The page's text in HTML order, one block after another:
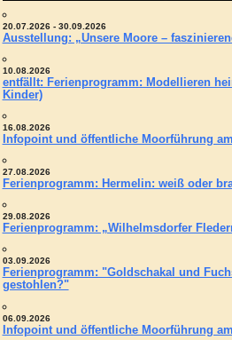
20.07.2026 - 30.09.2026
Ausstellung: „Unsere Moore –
10.08.2026
entfällt: Ferienprogramm: Modellieren
Kinder)
16.08.2026
Infopoint und öffentliche Moorführung
27.08.2026
Ferienprogramm: Hermelin: weiß oder
29.08.2026
Ferienprogramm: „Wilhelmsdorfer
03.09.2026
Ferienprogramm: "Goldschakal und
gestohlen?"
06.09.2026
Infopoint und öffentliche Moorführung